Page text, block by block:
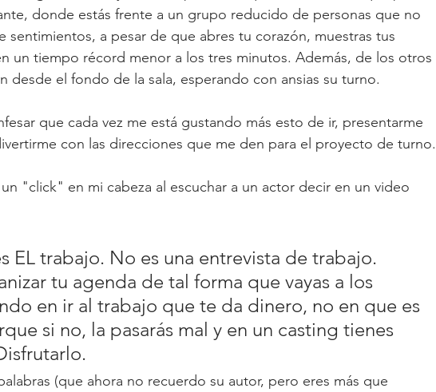
donde estás frente a un grupo reducido de personas que no
sentimientos, a pesar de que abres tu corazón, muestras tus
un tiempo récord menor a los tres minutos. Además, de los otros
desde el fondo de la sala, esperando con ansias su turno.
que cada vez me está gustando más esto de ir, presentarme
con las direcciones que me den para el proyecto de turno.
"click" en mi cabeza al escuchar a un actor decir en un video
EL trabajo. No es una entrevista de trabajo.
tu agenda de tal forma que vayas a los
en ir al trabajo que te da dinero, no en que es
si no, la pasarás mal y en un casting tienes
(que ahora no recuerdo su autor, pero eres más que